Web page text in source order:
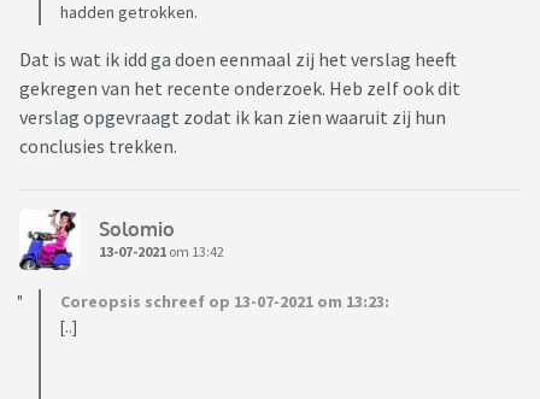
hadden getrokken.
Dat is wat ik idd ga doen eenmaal zij het verslag heeft
gekregen van het recente onderzoek. Heb zelf ook dit
verslag opgevraagt zodat ik kan zien waaruit zij hun
conclusies trekken.
Solomio
13-07-2021 om 13:42
Coreopsis schreef op 13-07-2021 om 13:23:
[..]